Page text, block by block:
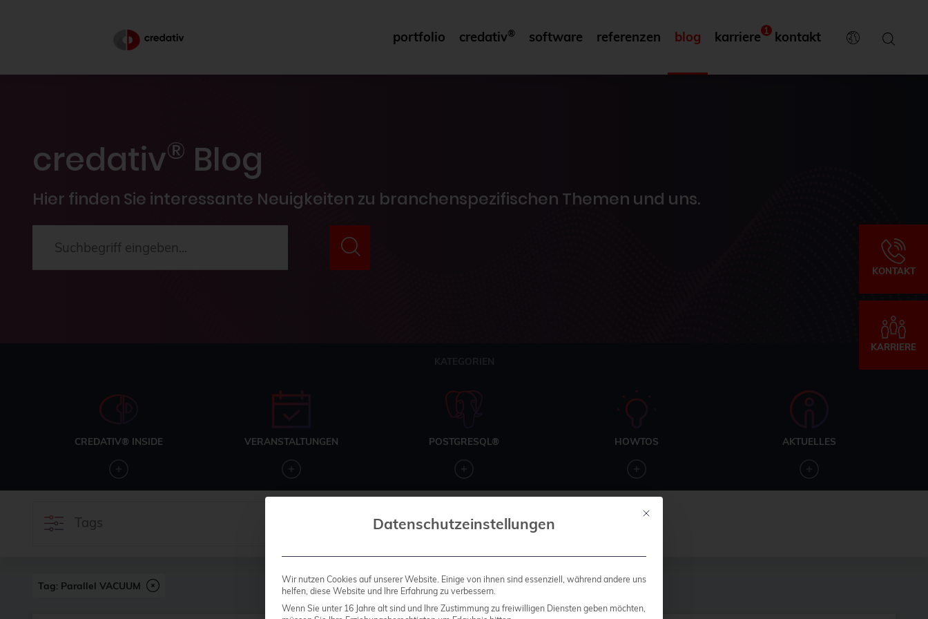
portfolio credativ® software referenzen blog karriere 1 kontakt
credativ® Blog
Hier finden Sie interessante Neuigkeiten zu branchenspezifischen Themen und uns.
KATEGORIEN
CREDATIV® INSIDE VERANSTALTUNGEN POSTGRESQL® HOWTOS AKTUELLES
Tags
KONTAKT
KARRIERE
Tag: Parallel VACUUM
Mit diesem Button wird der Dialog geschlossen. Seine Funktionalität ist
Datenschutzeinstellungen
Wir nutzen Cookies auf unserer Website. Einige von ihnen sind essenziell, während andere uns
helfen, diese Website und Ihre Erfahrung zu verbessern.
Wenn Sie unter 16 Jahre alt sind und Ihre Zustimmung zu freiwilligen Diensten geben möchten,